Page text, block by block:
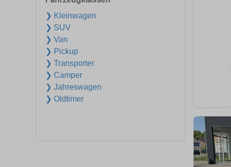
❯ Kleinwagen
❯ SUV
❯ Van
❯ Pickup
❯ Transporter
❯ Camper
❯ Jahreswagen
❯ Oldtimer